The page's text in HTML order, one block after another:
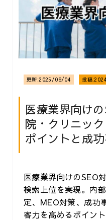
医療業界向け
院・クリニッ
ポイントと成
更新:2025/09/04 投稿:
医療業界向けのSEO
検索上位を実現。内
定、MEO対策、成功
客力を高めるポイン